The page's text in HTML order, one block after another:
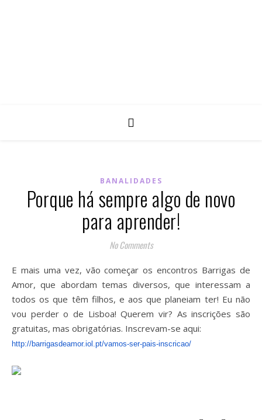
BANALIDADES
Porque há sempre algo de novo
para aprender!
No Comments
E mais uma vez, vão começar os encontros Barrigas de
Amor, que abordam temas diversos, que interessam a
todos os que têm filhos, e aos que planeiam ter! Eu não
vou perder o de Lisboa! Querem vir? As inscrições são
gratuitas, mas obrigatórias. Inscrevam-se aqui:
http://barrigasdeamor.iol.pt/vamos-ser-pais-inscricao/